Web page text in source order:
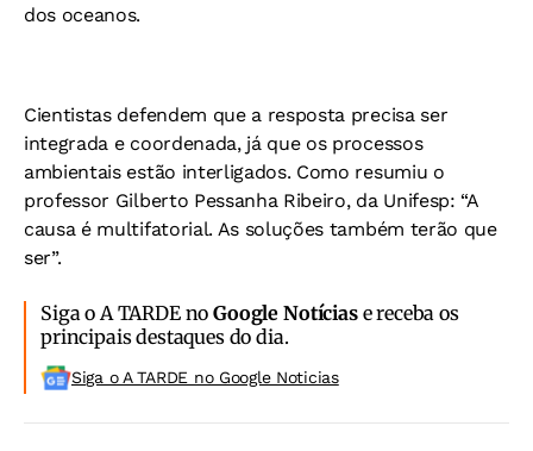
dos oceanos.
Cientistas defendem que a resposta precisa ser
integrada e coordenada, já que os processos
ambientais estão interligados. Como resumiu o
professor Gilberto Pessanha Ribeiro, da Unifesp: “A
causa é multifatorial. As soluções também terão que
ser”.
Siga o A TARDE noGoogle Notíciase receba os
principais destaques do dia.
Siga o A TARDE no Google Noticias